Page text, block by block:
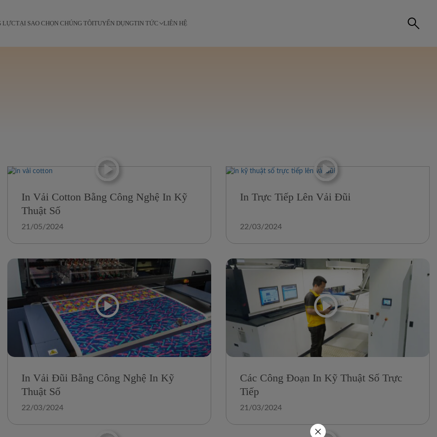
LỰCTẠI SAO CHỌN CHÚNG TÔITUYỂN DỤNGTIN TỨC LIÊN HỆ
In Vải Cotton Bằng Công Nghệ In Kỹ
Thuật Số
21/05/2024
In Trực Tiếp Lên Vải Đũi
22/03/2024
In Vải Đũi Bằng Công Nghệ In Kỹ
Thuật Số
22/03/2024
Các Công Đoạn In Kỹ Thuật Số Trực
Tiếp
21/03/2024